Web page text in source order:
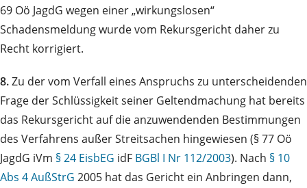
69 Oö JagdG wegen einer „wirkungslosen“
Schadensmeldung wurde vom Rekursgericht daher zu
Recht korrigiert.
8.Zu der vom Verfall eines Anspruchs zu unterscheidenden
Frage der Schlüssigkeit seiner Geltendmachung hat bereits
das Rekursgericht auf die anzuwendenden Bestimmungen
des Verfahrens außer Streitsachen hingewiesen (§ 77 Oö
JagdG iVm § 24 EisbEG idF BGBl I Nr 112/2003). Nach § 10
Abs 4 AußStrG 2005 hat das Gericht ein Anbringen dann,